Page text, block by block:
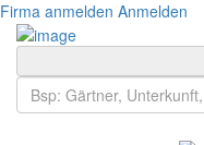
Firma anmelden Anmelden